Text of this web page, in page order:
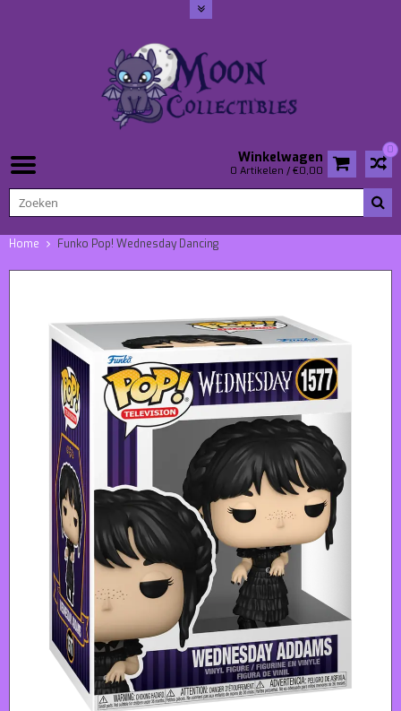
0
Winkelwagen
0 Artikelen / €0,00
Home Funko Pop! Wednesday Dancing